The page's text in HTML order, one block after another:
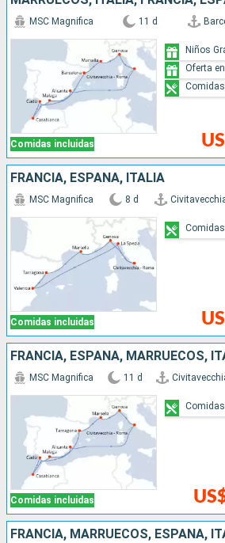
Comidas incluidas
MSC Magnifica 11 d
Niños
Oferta
FRANCIA, ESPAÑA, ITALIA
Comidas incluidas
MSC Magnifica 8 d
FRANCIA, ESPAÑA, MARRUECOS,
Comidas incluidas
MSC Magnifica 11 d
FRANCIA, MARRUECOS, ESPAÑA,